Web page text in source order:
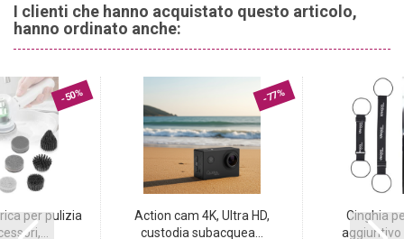
I clienti che hanno acquistato questo articolo,
hanno ordinato anche:
-50%
per pulizia
-77%
Action cam 4K, Ultra HD,
custodia subacquea...
Cinghia
aggiuntivo